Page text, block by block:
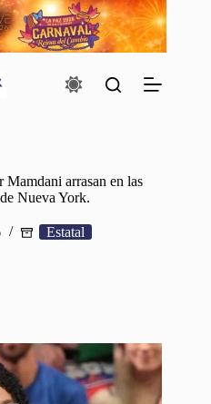
Mamdani arrasan en las
Nueva York.
Estatal